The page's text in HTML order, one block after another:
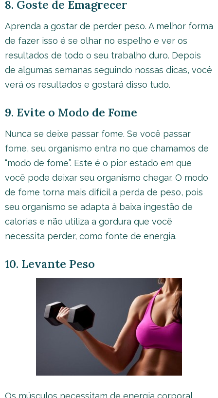
8. Goste de Emagrecer
Aprenda a gostar de perder peso. A melhor forma
de fazer isso é se olhar no espelho e ver os
resultados de todo o seu trabalho duro. Depois
de algumas semanas seguindo nossas dicas, você
verá os resultados e gostará disso tudo.
9. Evite o Modo de Fome
Nunca se deixe passar fome. Se você passar
fome, seu organismo entra no que chamamos de
“modo de fome”. Este é o pior estado em que
você pode deixar seu organismo chegar. O modo
de fome torna mais difícil a perda de peso, pois
seu organismo se adapta à baixa ingestão de
calorias e não utiliza a gordura que você
necessita perder, como fonte de energia.
10. Levante Peso
Os músculos necessitam de energia corporal